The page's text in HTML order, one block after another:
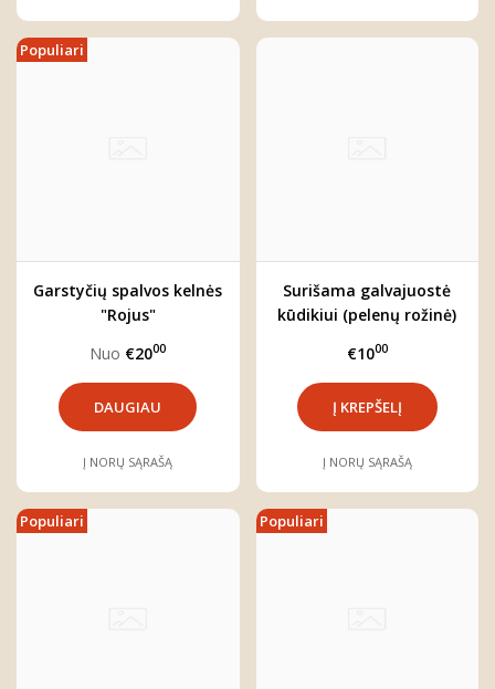
Populiari
Garstyčių spalvos kelnės
"Rojus"
Nuo €2000
DAUGIAU
Į NORŲ SĄRAŠĄ
Surišama galvajuostė
kūdikiui (pelenų rožinė)
€1000
Į NORŲ SĄRAŠĄ
Populiari Populiari